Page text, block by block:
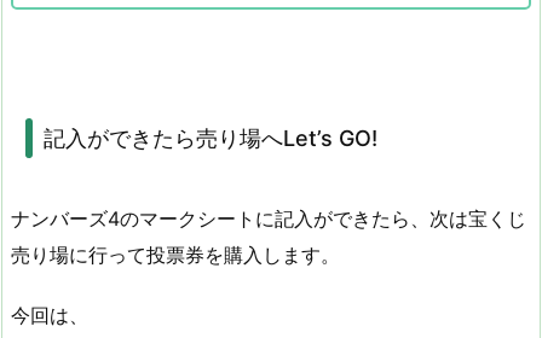
記入ができたら売り場へLet’s GO!
ナンバーズ4のマークシートに記入ができたら、次は宝くじ
売り場に行って投票券を購入します。
今回は、